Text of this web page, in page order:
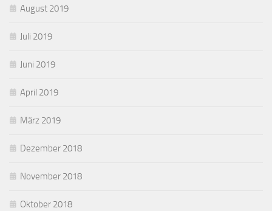
August 2019
Juli 2019
Juni 2019
April 2019
März 2019
Dezember 2018
November 2018
Oktober 2018